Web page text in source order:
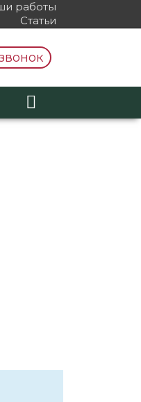
работы
Статьи